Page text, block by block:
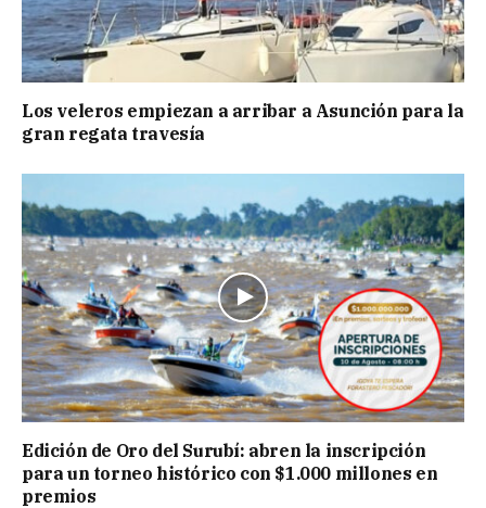
Los veleros empiezan a arribar a Asunción para la
gran regata travesía
Edición de Oro del Surubí: abren la inscripción
para un torneo histórico con $1.000 millones en
premios